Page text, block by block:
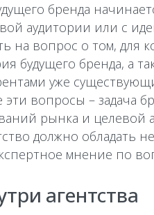
бренда
аудитории или с
на вопрос о том, для
будущего бренда, а
уже
эти вопросы – задача
рынка и целевой
должно обладать
мнение по
агентства